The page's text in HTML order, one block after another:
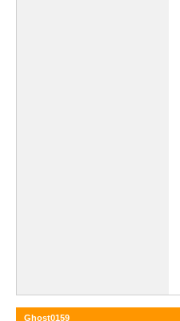
Ghost0159